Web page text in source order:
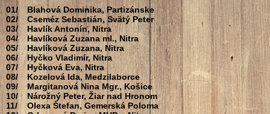
01/
Blahová Dominika, Partizánske
02/
Cseméz Sebastián, Svätý Peter
03/
Havlík Antonín, Nitra
04/
Havlíková Zuzana ml., Nitra
05/
Havlíková Zuzana, Nitra
06/
Hyčko Vladimír, Nitra
07/
Hyčková Eva, Nitra
08/
Kozelová Ida, Medzilaborce
09/
Margitanová Nina Mgr., Košice
10/
Nárožný Peter, Žiar nad Hronom
11/
Olexa Štefan, Gemerská Poloma